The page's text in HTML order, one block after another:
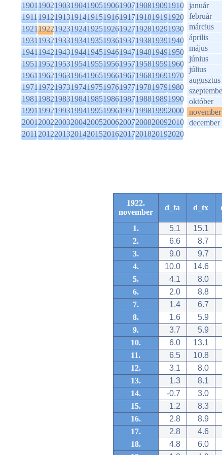
1901190219031904190519061907190819091910
1911191219131914191519161917191819191920
1921192219231924192519261927192819291930
1931193219331934193519361937193819391940
1941194219431944194519461947194819491950
1951195219531954195519561957195819591960
1961196219631964196519661967196819691970
1971197219731974197519761977197819791980
1981198219831984198519861987198819891990
1991199219931994199519961997199819992000
2001200220032004200520062007200820092010
2011201220132014201520162017201820192020
január
február
március
április
május
június
július
augusztus
október
november
december
1922.
november
d_ta d_tx
1. 5.1 15.1
2.
6.6 8.7
3.
9.0 9.7
4.
10.0 14.6
5.
4.1 8.0
6.
2.0 8.8
7.
1.4 6.7
8.
1.6 5.9
9.
3.7 5.9
10.
6.0 13.1
11.
6.5 10.8
12.
3.1 8.0
13.
1.3 8.1
14.
-0.7 3.0
15.
1.2 8.3
16.
2.8 8.9
17.
2.8 4.6
18.
4.8 6.0